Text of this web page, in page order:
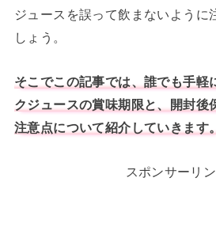
ジュースを誤って飲まないように
しょう。
そこでこの記事では、誰でも手軽
クジュースの賞味期限と、開封後
注意点について紹介していきます。
スポンサーリ